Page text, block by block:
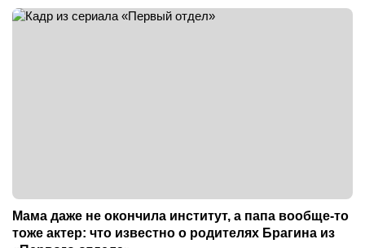
Мама даже не окончила институт, а папа вообще-то
тоже актер: что известно о родителях Брагина из